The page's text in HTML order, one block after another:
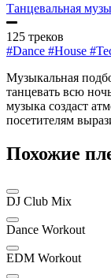
Танцевальная
125 треков
#Dance #House
Музыкальная
танцевать всю
музыка создаст
посетителям
Похожие
DJ Club Mix
Dance Workout
EDM Workout